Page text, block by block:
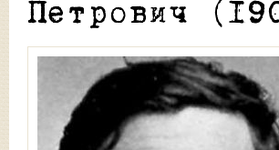
Петрович